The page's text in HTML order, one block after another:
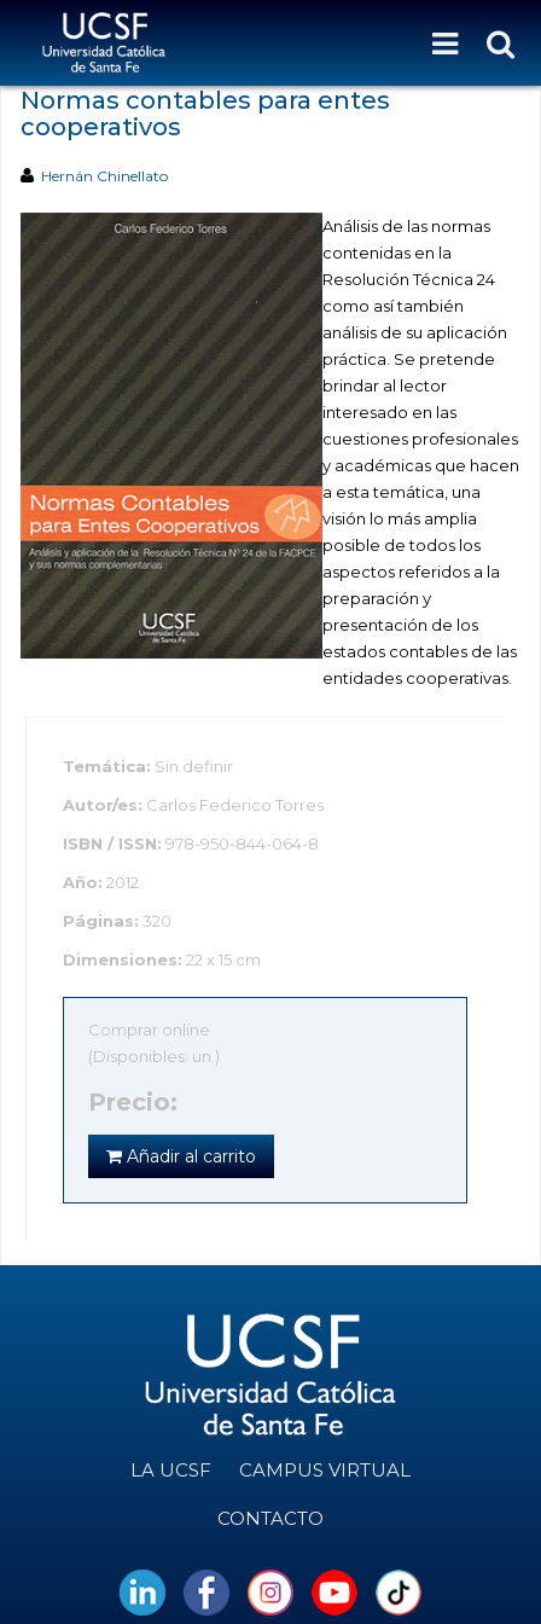
Normas contables para entes
cooperativos
Hernán Chinellato
Análisis de las normas
contenidas en la
Resolución Técnica 24
como así también
análisis de su aplicación
práctica. Se pretende
brindar al lector
interesado en las
cuestiones profesionales
y académicas que hacen
a esta temática, una
visión lo más amplia
posible de todos los
aspectos referidos a la
preparación y
presentación de los
estados contables de las
entidades cooperativas.
Temática: Sin definir
Autor/es: Carlos Federico Torres
ISBN / ISSN: 978-950-844-064-8
Año: 2012
Páginas: 320
Dimensiones: 22 x 15 cm
Comprar online
(Disponibles: un.)
Precio:
Añadir al carrito
LA UCSF CAMPUS VIRTUAL
CONTACTO